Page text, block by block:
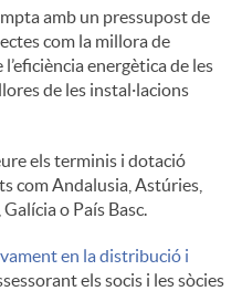
amb un pressupost de
com la millora de
energètica de les
de les instal·lacions
els terminis i dotació
com Andalusia, Astúries,
o País Basc.
en la distribució i
els socis i les sòcies